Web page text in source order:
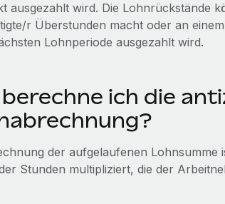
ausgezahlt wird. Die Lohnrückstände
r Überstunden macht oder an
Lohnperiode ausgezahlt wird.
ich die
der aufgelaufenen
Stunden multipliziert, die der